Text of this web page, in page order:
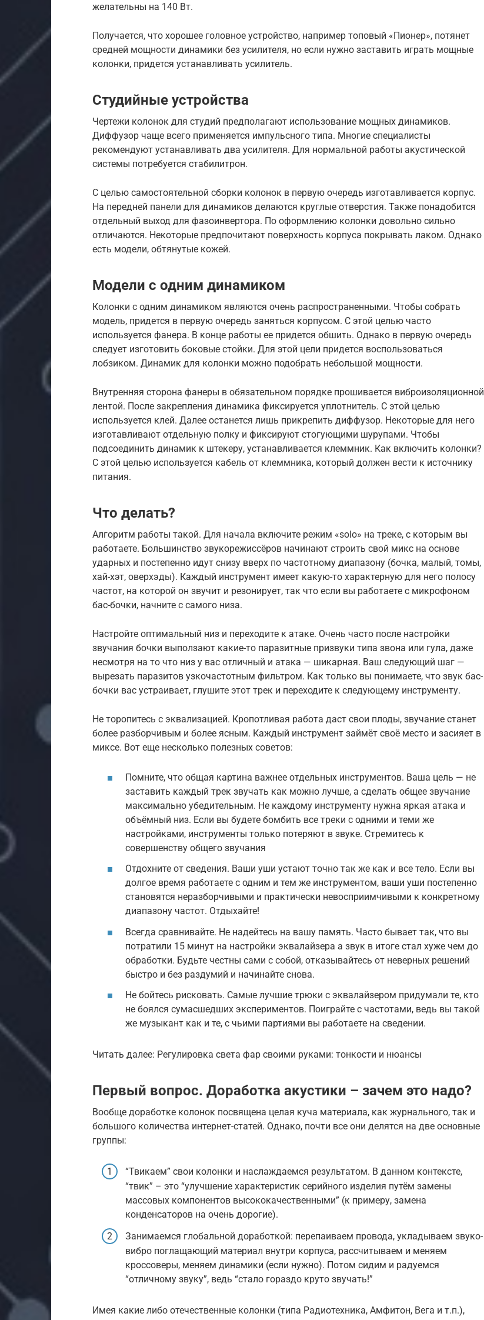
желательны на 140 Вт.
Получается, что хорошее головное устройство, например топовый «Пионер», потянет
средней мощности динамики без усилителя, но если нужно заставить играть мощные
колонки, придется устанавливать усилитель.
Студийные устройства
Чертежи колонок для студий предполагают использование мощных динамиков.
Диффузор чаще всего применяется импульсного типа. Многие специалисты
рекомендуют устанавливать два усилителя. Для нормальной работы акустической
системы потребуется стабилитрон.
С целью самостоятельной сборки колонок в первую очередь изготавливается корпус.
На передней панели для динамиков делаются круглые отверстия. Также понадобится
отдельный выход для фазоинвертора. По оформлению колонки довольно сильно
отличаются. Некоторые предпочитают поверхность корпуса покрывать лаком. Однако
есть модели, обтянутые кожей.
Модели с одним динамиком
Колонки с одним динамиком являются очень распространенными. Чтобы собрать
модель, придется в первую очередь заняться корпусом. С этой целью часто
используется фанера. В конце работы ее придется обшить. Однако в первую очередь
следует изготовить боковые стойки. Для этой цели придется воспользоваться
лобзиком. Динамик для колонки можно подобрать небольшой мощности.
Внутренняя сторона фанеры в обязательном порядке прошивается виброизоляционной
лентой. После закрепления динамика фиксируется уплотнитель. С этой целью
используется клей. Далее останется лишь прикрепить диффузор. Некоторые для него
изготавливают отдельную полку и фиксируют стогующими шурупами. Чтобы
подсоединить динамик к штекеру, устанавливается клеммник. Как включить колонки?
С этой целью используется кабель от клеммника, который должен вести к источнику
питания.
Что делать?
Алгоритм работы такой. Для начала включите режим «solo» на треке, с которым вы
работаете. Большинство звукорежиссёров начинают строить свой микс на основе
ударных и постепенно идут снизу вверх по частотному диапазону (бочка, малый, томы,
хай-хэт, оверхэды). Каждый инструмент имеет какую-то характерную для него полосу
частот, на которой он звучит и резонирует, так что если вы работаете с микрофоном
бас-бочки, начните с самого низа.
Настройте оптимальный низ и переходите к атаке. Очень часто после настройки
звучания бочки выползают какие-то паразитные призвуки типа звона или гула, даже
несмотря на то что низ у вас отличный и атака — шикарная. Ваш следующий шаг —
вырезать паразитов узкочастотным фильтром. Как только вы понимаете, что звук бас-
бочки вас устраивает, глушите этот трек и переходите к следующему инструменту.
Не торопитесь с эквализацией. Кропотливая работа даст свои плоды, звучание станет
более разборчивым и более ясным. Каждый инструмент займёт своё место и засияет в
миксе. Вот еще несколько полезных советов:
Помните, что общая картина важнее отдельных инструментов. Ваша цель — не
заставить каждый трек звучать как можно лучше, а сделать общее звучание
максимально убедительным. Не каждому инструменту нужна яркая атака и
объёмный низ. Если вы будете бомбить все треки с одними и теми же
настройками, инструменты только потеряют в звуке. Стремитесь к
совершенству общего звучания
Отдохните от сведения. Ваши уши устают точно так же как и все тело. Если вы
долгое время работаете с одним и тем же инструментом, ваши уши постепенно
становятся неразборчивыми и практически невосприимчивыми к конкретному
диапазону частот. Отдыхайте!
Всегда сравнивайте. Не надейтесь на вашу память. Часто бывает так, что вы
потратили 15 минут на настройки эквалайзера а звук в итоге стал хуже чем до
обработки. Будьте честны сами с собой, отказывайтесь от неверных решений
быстро и без раздумий и начинайте снова.
Не бойтесь рисковать. Самые лучшие трюки с эквалайзером придумали те, кто
не боялся сумасшедших экспериментов. Поиграйте с частотами, ведь вы такой
же музыкант как и те, с чьими партиями вы работаете на сведении.
Читать далее: Регулировка света фар своими руками: тонкости и нюансы
Первый вопрос. Доработка акустики – зачем это надо?
Вообще доработке колонок посвящена целая куча материала, как журнального, так и
большого количества интернет-статей. Однако, почти все они делятся на две основные
группы:
“Твикаем” свои колонки и наслаждаемся результатом. В данном контексте,
“твик” – это “улучшение характеристик серийного изделия путём замены
массовых компонентов высококачественными” (к примеру, замена
конденсаторов на очень дорогие).
Занимаемся глобальной доработкой: перепаиваем провода, укладываем звуко-
вибро поглащающий материал внутри корпуса, рассчитываем и меняем
кроссоверы, меняем динамики (если нужно). Потом сидим и радуемся
“отличному звуку”, ведь “стало гораздо круто звучать!”
Имея какие либо отечественные колонки (типа Радиотехника, Амфитон, Вега и т.п.),